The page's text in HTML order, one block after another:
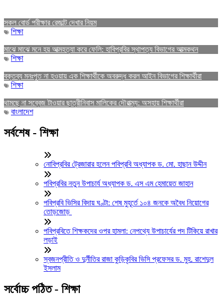
সকল বোর্ড পরীক্ষার রেজাল্ট দেখার নিয়ম
শিক্ষা
মাঝে মাঝে মনে হয় আত্মহত্যা করে ফেলি: হাবিপ্রবির স্থাপত্য বিভাগের আত্মকথন
শিক্ষা
বক্তব্য মনঃপুত না হওয়ায় এক শিক্ষার্থীকে অবরুদ্ধ করল আইন বিভাগের শিক্ষার্থীরা
শিক্ষা
থামছে না সব্বেজ টাওয়ার ছাত্রীনিবাস মালিকের দৌরাত্ম্য: অসহায় শিক্ষার্থীরা
বাংলাদেশ
সর্বশেষ - শিক্ষা
নোবিপ্রবির ট্রেজারার হলেন পবিপ্রবি অধ্যাপক ড. মো. হাছান উদ্দীন
পবিপ্রবির নতুন উপাচার্য অধ্যাপক ড. এস এম হেমায়েত জাহান
পবিপ্রবি ভিসির বিদায় ঘণ্টা: শেষ মুহূর্তে ১০৪ জনকে অবৈধ নিয়োগের
তোড়জোড়
পবিপ্রবিতে শিক্ষকদের ওপর হামলা: নেপথ্যে উপাচার্যের পদ টিকিয়ে রাখার
লড়াই
স্বজনপ্রীতি ও দুর্নীতির রাজা কুড়িকৃবির ভিসি প্রফেসর ড. মুহ. রাশেদুল
ইসলাম
সর্বোচ্চ পঠিত - শিক্ষা